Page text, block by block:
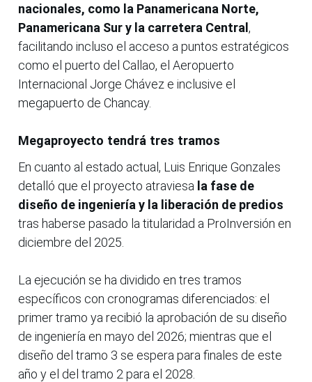
nacionales, como la Panamericana Norte,
Panamericana Sur y la carretera Central ,
facilitando incluso el acceso a puntos estratégicos
como el puerto del Callao, el Aeropuerto
Internacional Jorge Chávez e inclusive el
megapuerto de Chancay.
Megaproyecto tendrá tres tramos
En cuanto al estado actual, Luis Enrique Gonzales
detalló que el proyecto atraviesa la fase de
diseño de ingeniería y la liberación de predios
tras haberse pasado la titularidad a ProInversión en
diciembre del 2025.
La ejecución se ha dividido en tres tramos
específicos con cronogramas diferenciados: el
primer tramo ya recibió la aprobación de su diseño
de ingeniería en mayo del 2026; mientras que el
diseño del tramo 3 se espera para finales de este
año y el del tramo 2 para el 2028.